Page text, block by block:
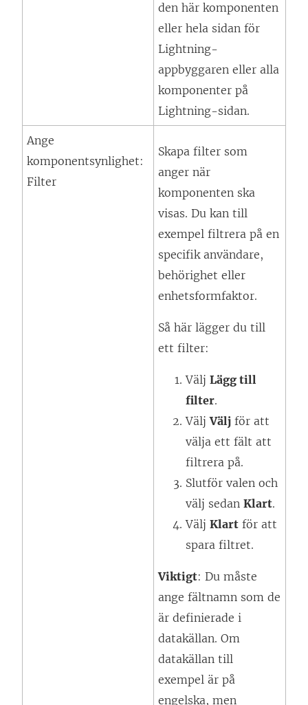
den här komponenten
eller hela sidan för
Lightning-
appbyggaren eller alla
komponenter på
Lightning-sidan.
Ange
komponentsynlighet:
Filter
Skapa filter som
anger när
komponenten ska
visas. Du kan till
exempel filtrera på en
specifik användare,
behörighet eller
enhetsformfaktor.
Så här lägger du till
ett filter:
Välj Lägg till
filter.
VäljVälj för att
välja ett fält att
filtrera på.
Slutför valen och
välj sedan Klart.
Välj Klart för att
spara filtret.
Viktigt: Du måste
ange fältnamn som de
är definierade i
datakällan. Om
datakällan till
exempel är på
engelska, men